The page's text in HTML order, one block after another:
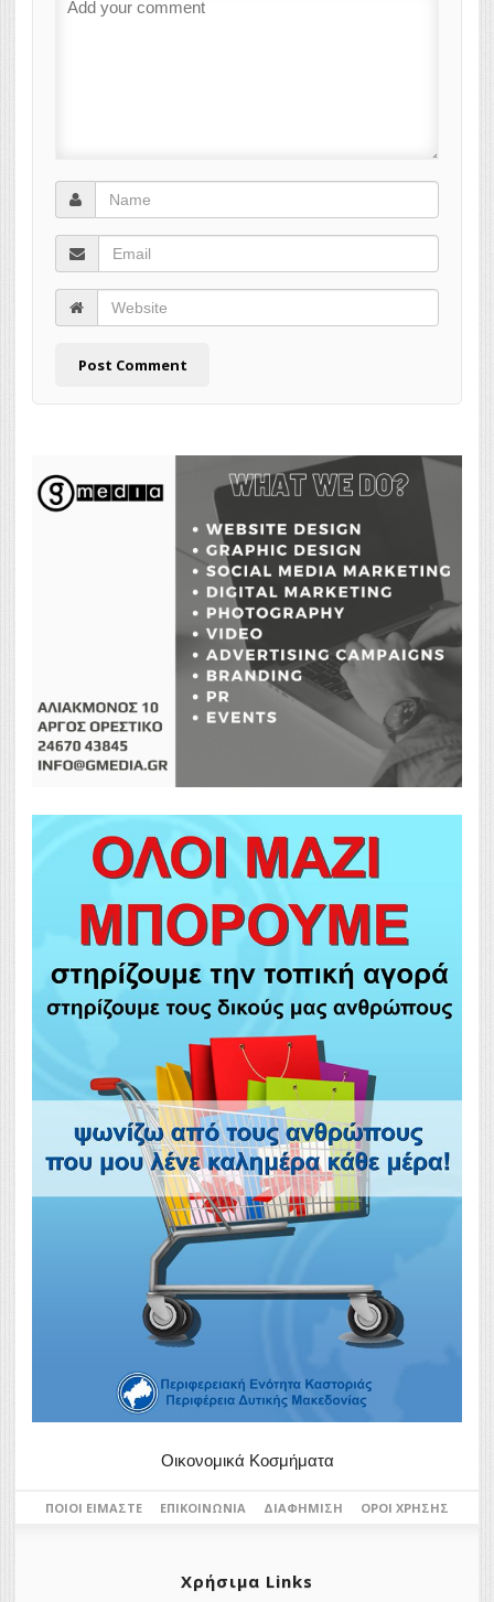
Οικονομικά Κοσμήματα
ΠΟΙΟΙ ΕΊΜΑΣΤΕ ΕΠΙΚΟΙΝΩΝΊΑ ΔΙΑΦΉΜΙΣΗ ΌΡΟΙ ΧΡΉΣΗΣ
Χρήσιμα Links